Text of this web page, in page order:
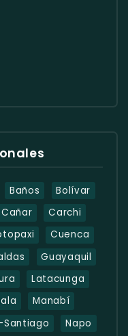
Baños
Bolívar
Cañar
Carchi
Cuenca
Guayaquil
Latacunga
Manabí
Santiago Napo